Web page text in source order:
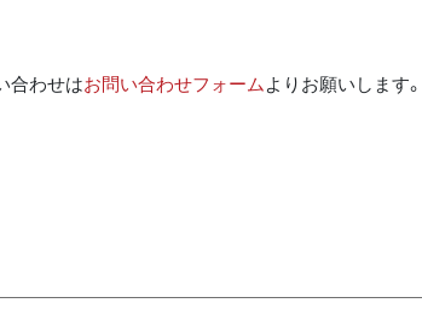
合わせはお問い合わせフォームよりお願いします。